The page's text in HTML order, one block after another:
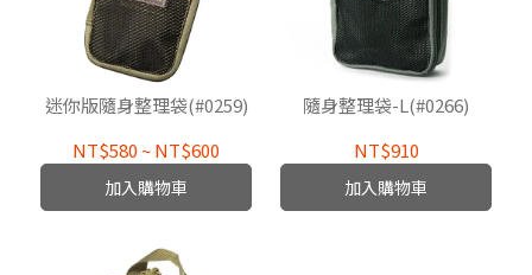
迷你版隨身整理袋(#0259)
NT$580~NT$600
加入購物車
隨身整理袋-L(#0266)
NT$910
加入購物車